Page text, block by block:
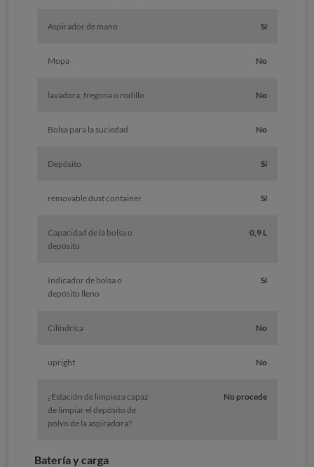
Aspirador de mano Sí
Mopa No
lavadora, fregona o rodillo No
Bolsa para la suciedad No
Depósito Sí
removable dust container Sí
Capacidad de la bolsa o
depósito
0,9 L
Indicador de bolsa o
depósito lleno
Sí
Cilíndrica No
upright No
¿Estación de limpieza capaz
de limpiar el depósito de
polvo de la aspiradora?
No procede
Batería y carga